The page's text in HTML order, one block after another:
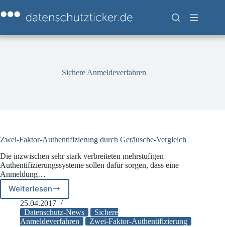
Inhalt
springen
Sichere Anmeldeverfahren
Zwei-Faktor-Authentifizierung durch Geräusche-Vergleich
Die inzwischen sehr stark verbreiteten mehrstufigen
Authentifizierungssysteme sollen dafür sorgen, dass eine
Anmeldung…
Weiterlesen
Zwei-
Faktor-
Authentifizierung
durch
25.04.2017
Datenschutz-News
Sichere
Anmeldeverfahren
Zwei-Faktor-Authentifizierung